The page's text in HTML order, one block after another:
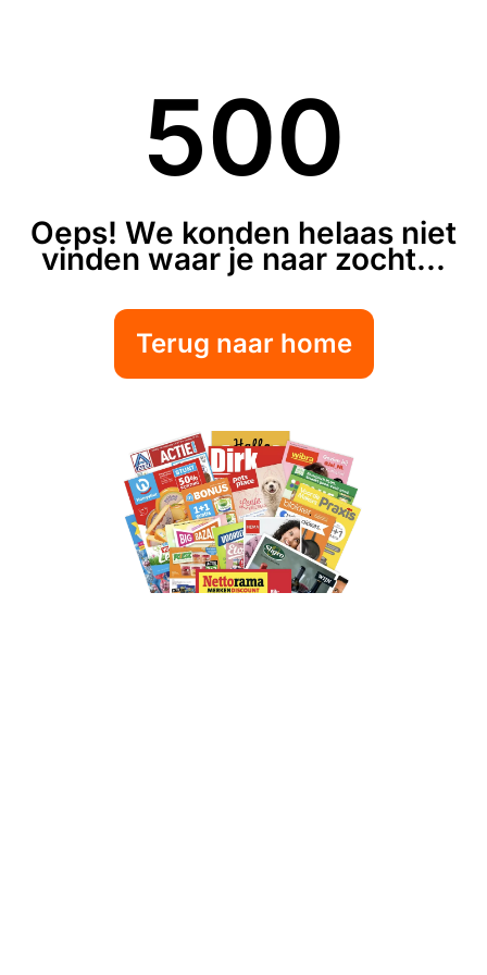
500
Oeps! We konden helaas niet
vinden waar je naar zocht...
Terug naar home